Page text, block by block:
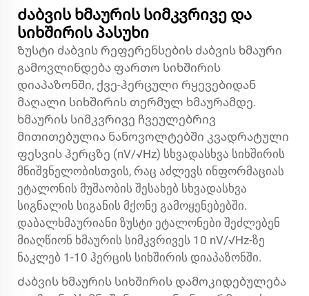
Ძაბვის ხმაურის სიმკვრივე და
სიხშირის პასუხი
Ზუსტი ძაბვის რეფერენსების ძაბვის ხმაური
გამოვლინდება ფართო სიხშირის
დიაპაზონში, ქვე-ჰერცული რყევებიდან
მაღალი სიხშირის თერმულ ხმაურამდე.
ხმაურის სიმკვრივე ჩვეულებრივ
მითითებულია ნანოვოლტებში კვადრატული
ფესვის ჰერცზე (nV/√Hz) სხვადასხვა სიხშირის
მნიშვნელობისთვის, რაც აძლევს ინფორმაციას
ეტალონის მუშაობის შესახებ სხვადასხვა
სიგნალის სიგანის მქონე გამოყენებებში.
დაბალხმაურიანი ზუსტი ეტალონები შეძლებენ
მიაღწიონ ხმაურის სიმკვრივეს 10 nV/√Hz-ზე
ნაკლებ 1-10 ჰერცის სიხშირის დიაპაზონში.
Ძაბვის ხმაურის სიხშირის დამოკიდებულება